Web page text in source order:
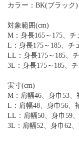
カラー：BK(ブラック
対象範囲(cm)
M：身長165～175、チ
L：身長175～185、チ
LL：身長175～185、
3L：身長175～185、
実寸(cm)
M：肩幅46、身巾53、
L：肩幅48、身巾56、
LL：肩幅50、身巾59
3L：肩幅52、身巾62